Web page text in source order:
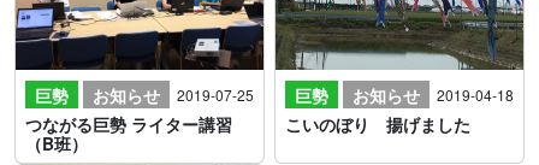
巨勢 お知らせ 2019-07-25
つながる巨勢 ライター講習
（B班）
巨勢 お知らせ 2019-04-18
こいのぼり 揚げました